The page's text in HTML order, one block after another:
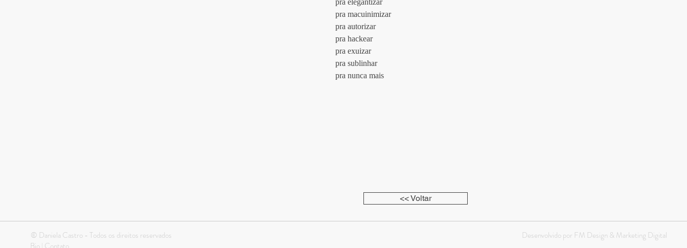
				pra elegantizar
				pra macuinimizar
				pra autorizar
				pra hackear
				pra exuizar
				pra sublinhar
				pra nunca mais
<< Voltar
© Daniela Castro - Todos os direitos reservados
Desenvolvido por FM Design & Marketing Digital